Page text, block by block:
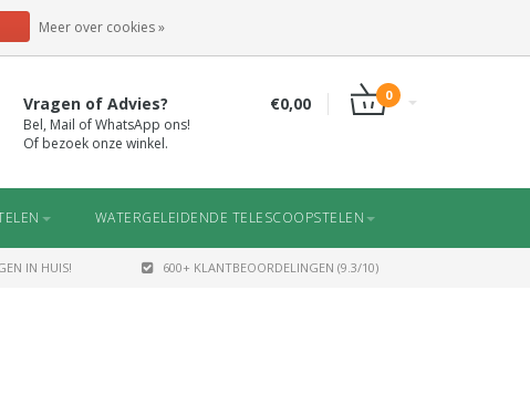
Vragen of Advies?
Bel, Mail of WhatsApp ons!
Of bezoek onze winkel.
€0,00 0
WATERGELEIDENDE TELESCOOPSTELEN
IN HUIS! 600+ KLANTBEOORDELINGEN (9.3/10)
Meer over cookies »